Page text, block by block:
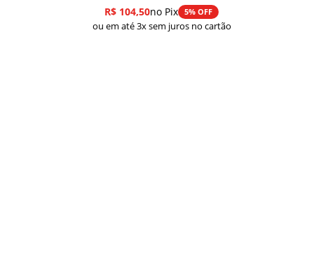
R$ 104,50no Pix 5% OFF
ou em até 3x sem juros no cartão